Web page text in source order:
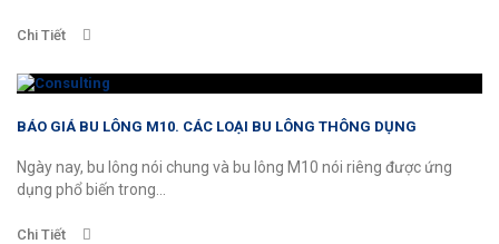
Chi Tiết
BÁO GIÁ BU LÔNG M10. CÁC LOẠI BU LÔNG THÔNG DỤNG
Ngày nay, bu lông nói chung và bu lông M10 nói riêng được ứng
dụng phổ biến trong...
Chi Tiết